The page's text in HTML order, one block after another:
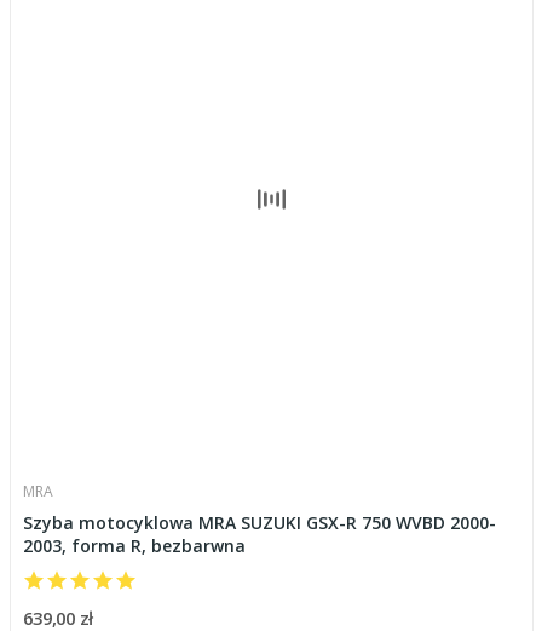
MRA
Szyba motocyklowa MRA SUZUKI GSX-R 750 WVBD 2000-
2003, forma R, bezbarwna
639,00 zł